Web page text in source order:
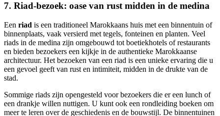
7. Riad-bezoek: oase van rust midden in de medina
Een riad is een traditioneel Marokkaans huis met een binnentuin of
binnenplaats, vaak versierd met tegels, fonteinen en planten. Veel
riads in de medina zijn omgebouwd tot boetiekhotels of restaurants
en bieden bezoekers een kijkje in de authentieke Marokkaanse
architectuur. Het bezoeken van een riad is een unieke ervaring die u
een gevoel geeft van rust en intimiteit, midden in de drukte van de
stad.
Sommige riads zijn opengesteld voor bezoekers die er een lunch of
een drankje willen nuttigen. U kunt ook een rondleiding boeken om
meer te leren over de geschiedenis en de bouwstijl. De binnentuinen